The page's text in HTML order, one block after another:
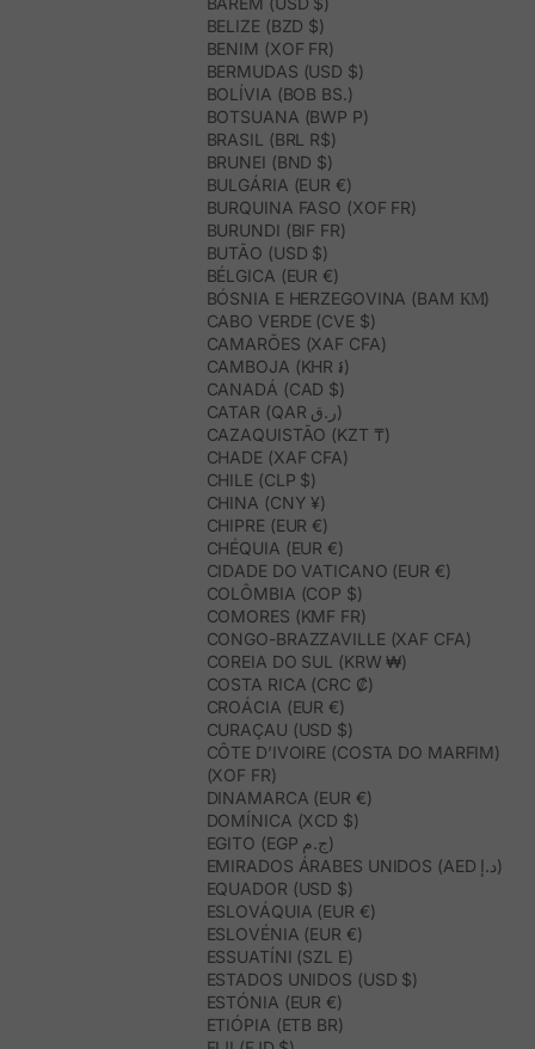
BELIZE (BZD $)
BENIM (XOF FR)
BERMUDAS (USD $)
BOLÍVIA (BOB BS.)
BOTSUANA (BWP P)
BRASIL (BRL R$)
BRUNEI (BND $)
BULGÁRIA (EUR €)
BURQUINA FASO (XOF FR)
BURUNDI (BIF FR)
BUTÃO (USD $)
BÉLGICA (EUR €)
BÓSNIA E HERZEGOVINA (BAM КМ)
CABO VERDE (CVE $)
CAMARÕES (XAF CFA)
CAMBOJA (KHR ៛)
CANADÁ (CAD $)
CATAR (QAR ر.ق)
CAZAQUISTÃO (KZT ₸)
CHADE (XAF CFA)
CHILE (CLP $)
CHINA (CNY ¥)
CHIPRE (EUR €)
CHÉQUIA (EUR €)
CIDADE DO VATICANO (EUR €)
COLÔMBIA (COP $)
COMORES (KMF FR)
CONGO-BRAZZAVILLE (XAF CFA)
COREIA DO SUL (KRW ₩)
COSTA RICA (CRC ₡)
CROÁCIA (EUR €)
CURAÇAU (USD $)
CÔTE D’IVOIRE (COSTA DO MARFIM)
(XOF FR)
DINAMARCA (EUR €)
DOMÍNICA (XCD $)
EGITO (EGP ج.م)
EMIRADOS ÁRABES UNIDOS (AED د.إ)
EQUADOR (USD $)
ESLOVÁQUIA (EUR €)
ESLOVÉNIA (EUR €)
ESSUATÍNI (SZL E)
ESTADOS UNIDOS (USD $)
ESTÓNIA (EUR €)
ETIÓPIA (ETB BR)